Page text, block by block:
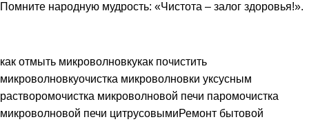
Помните народную мудрость: «Чистота – залог здоровья!».
как отмыть микроволновкукак почистить
микроволновкуочистка микроволновки уксусным
растворомочистка микроволновой печи паромочистка
микроволновой печи цитрусовымиРемонт бытовой